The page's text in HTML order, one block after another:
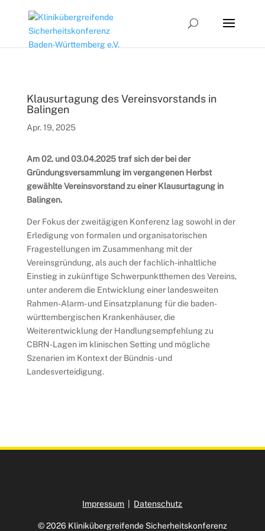
Klausurtagung des Vereinsvorstands in
Balingen
Apr. 19, 2025
Am 02. und 03.04.2025 traf sich der bei der
Gründungsversammlung im vergangenen Herbst
gewählte Vereinsvorstand zu einer Klausurtagung in
Balingen.
Der Fokus der zweitägigen Konferenz lag sowohl in der
Erledigung von formalen und organisatorischen
Fragestellungen im Zusammenhang mit der
Vereinsgründung, als auch der fachlich-inhaltliche
Einstieg in zukünftige Schwerpunktthemen des Vereins,
unter anderem die Entwicklung einer landesweiten
Rahmen-Alarm- und Einsatzplanung für die baden-
württembergischen Krankenhäuser, die
Weiterentwicklung der Handlungsempfehlung zu
CBRN-Lagen im klinischen Setting und mögliche
Szenarien im Kontext der Bündnis- und
Landesverteidigung.
Impressum Datenschutz
© 2026 Klinikübergreifende Sicherheitskonferenz